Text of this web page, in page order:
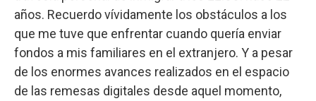
años. Recuerdo vívidamente los obstáculos a los
que me tuve que enfrentar cuando quería enviar
fondos a mis familiares en el extranjero. Y a pesar
de los enormes avances realizados en el espacio
de las remesas digitales desde aquel momento,